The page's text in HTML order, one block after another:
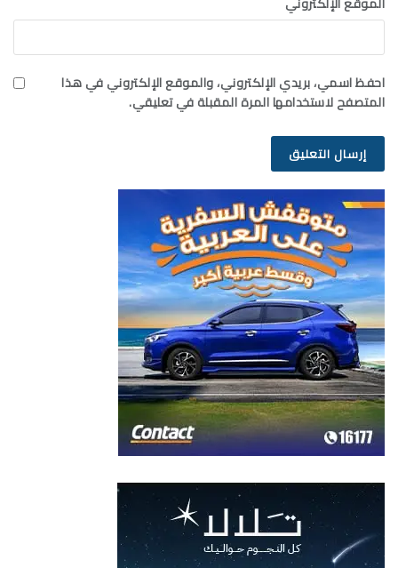
احفظ اسمي، بريدي الإلكتروني، والموقع الإلكتروني في هذا
المتصفح لاستخدامها المرة المقبلة في تعليقي.